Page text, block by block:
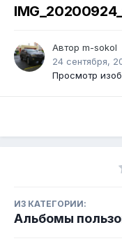
Автор m-sokol
24 сентября,
Просмотр
ИЗ КАТЕГОРИИ:
Альбомы